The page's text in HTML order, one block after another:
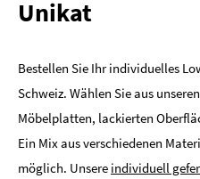
Unikat
Bestellen Sie Ihr individuelles
Schweiz. Wählen Sie aus
Möbelplatten, lackierten
Ein Mix aus verschiedenen
möglich. Unsere individuell